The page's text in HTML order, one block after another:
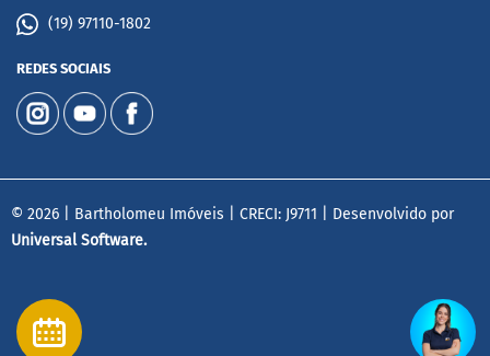
(19) 97110-1802
REDES SOCIAIS
© 2026 | Bartholomeu Imóveis | CRECI: J9711 | Desenvolvido por
Universal Software.